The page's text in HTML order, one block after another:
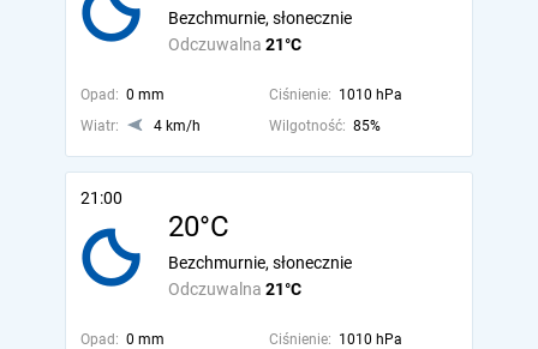
Odczuwalna 21°C
Bezchmurnie, słonecznie
Opad: 0 mm Ciśnienie: 1010 hPa
Wiatr:
4 km/h Wilgotność: 85%
21:00
20°C
Odczuwalna 21°C
Bezchmurnie, słonecznie
Opad: 0 mm Ciśnienie: 1010 hPa